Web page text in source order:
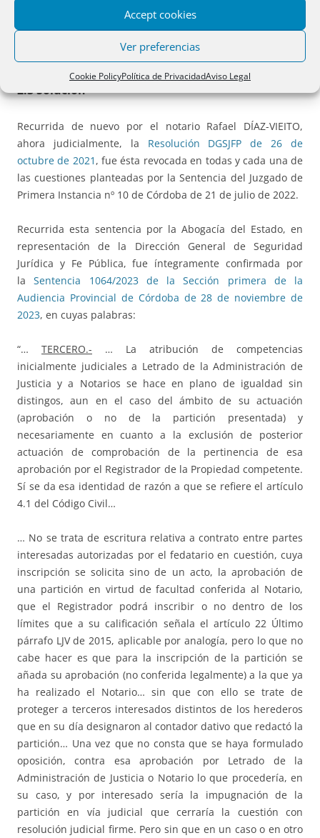
Accept cookies
Ver preferencias
Cookie PolicyPolítica de PrivacidadAviso Legal
aprobación notarial de las operaciones particionales… para
de la calificación registral.
2.3 Solución
Recurrida de nuevo por el notario Rafael DÍAZ-VIEITO,
ahora judicialmente, la Resolución DGSJFP de 26 de
octubre de 2021 , fue ésta revocada en todas y cada una de
las cuestiones planteadas por la Sentencia del Juzgado de
Primera Instancia nº 10 de Córdoba de 21 de julio de 2022.
Recurrida esta sentencia por la Abogacía del Estado, en
representación de la Dirección General de Seguridad
Jurídica y Fe Pública, fue íntegramente confirmada por
laSentencia 1064/2023 de la Sección primera de la
Audiencia Provincial de Córdoba de 28 de noviembre de
2023, en cuyas palabras:
“… TERCERO.- … La atribución de competencias
inicialmente judiciales a Letrado de la Administración de
Justicia y a Notarios se hace en plano de igualdad sin
distingos, aun en el caso del ámbito de su actuación
(aprobación o no de la partición presentada) y
necesariamente en cuanto a la exclusión de posterior
actuación de comprobación de la pertinencia de esa
aprobación por el Registrador de la Propiedad competente.
Sí se da esa identidad de razón a que se refiere el artículo
4.1 del Código Civil…
… No se trata de escritura relativa a contrato entre partes
interesadas autorizadas por el fedatario en cuestión, cuya
inscripción se solicita sino de un acto, la aprobación de
una partición en virtud de facultad conferida al Notario,
que el Registrador podrá inscribir o no dentro de los
límites que a su calificación señala el artículo 22 Último
párrafo LJV de 2015, aplicable por analogía, pero lo que no
cabe hacer es que para la inscripción de la partición se
añada su aprobación (no conferida legalmente) a la que ya
ha realizado el Notario… sin que con ello se trate de
proteger a terceros interesados distintos de los herederos
que en su día designaron al contador dativo que redactó la
partición… Una vez que no consta que se haya formulado
oposición, contra esa aprobación por Letrado de la
Administración de Justicia o Notario lo que procedería, en
su caso, y por interesado sería la impugnación de la
partición en vía judicial que cerraría la cuestión con
resolución judicial firme. Pero sin que en un caso o en otro